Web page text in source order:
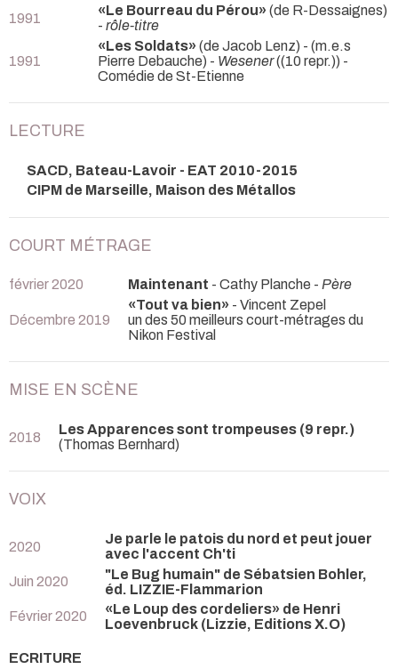
1991
«Le Bourreau du Pérou» (de R-Dessaignes)
- rôle-titre
1991
«Les Soldats» (de Jacob Lenz) - (m.e.s
Pierre Debauche) - Wesener((10 repr.)) -
Comédie de St-Etienne
LECTURE
SACD, Bateau-Lavoir - EAT 2010-2015
CIPM de Marseille, Maison des Métallos
COURT MÉTRAGE
février 2020 Maintenant - Cathy Planche - Père
Décembre 2019
«Tout va bien» - Vincent Zepel
un des 50 meilleurs court-métrages du
Nikon Festival
MISE EN SCÈNE
2018
Les Apparences sont trompeuses (9 repr.)
(Thomas Bernhard)
VOIX
2020
Je parle le patois du nord et peut jouer
avec l'accent Ch'ti
Juin 2020
"Le Bug humain" de Sébatsien Bohler,
éd. LIZZIE-Flammarion
Février 2020
«Le Loup des cordeliers» de Henri
Loevenbruck (Lizzie, Editions X.O)
ECRITURE